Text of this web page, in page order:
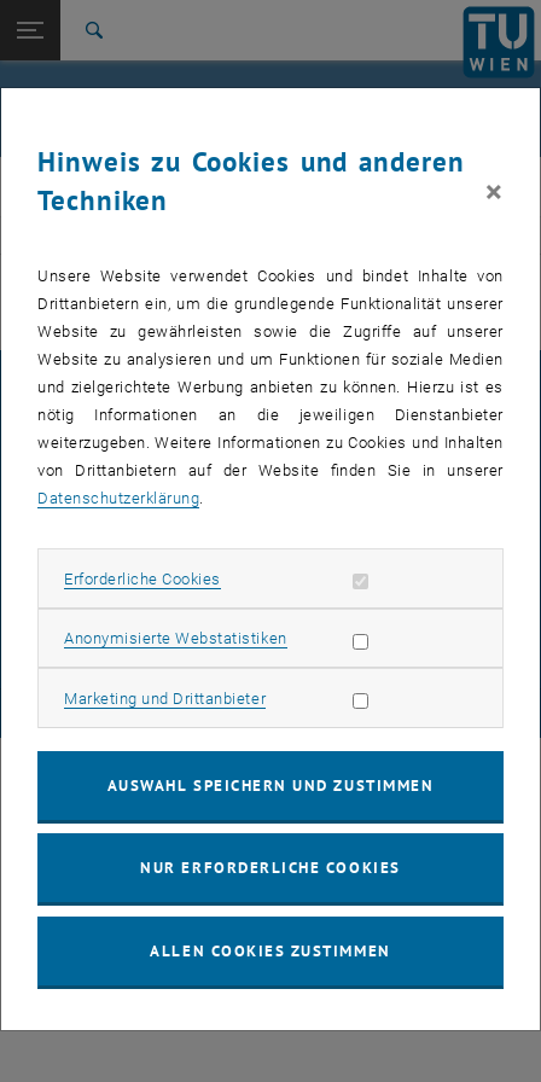
TU Login
Studium
International
Zur 1. Menü Ebene
E311-Institut für Fertigungstechnik und Photonische
Technologien
und Photonische Technologien
Veranstaltungen
IFT
Es gibt keine Veranstaltungen in der aktuellen Ansicht.
© TU Wien
IMPRESSUM
BARRIEREFREIHEITSERKLÄRUNG
COOKIEEINSTELLUNGEN
Hinweis zu Cookies und anderen
Techniken
×
Unsere Website verwendet Cookies und bindet Inhalte von
Drittanbietern ein, um die grundlegende Funktionalität unserer
Website zu gewährleisten sowie die Zugriffe auf unserer
Website zu analysieren und um Funktionen für soziale Medien
und zielgerichtete Werbung anbieten zu können. Hierzu ist es
nötig Informationen an die jeweiligen Dienstanbieter
weiterzugeben. Weitere Informationen zu Cookies und Inhalten
von Drittanbietern auf der Website finden Sie in unserer
Datenschutzerklärung.
Erforderliche Cookies Erforderliche Cookies zulassen
Anonymisierte WebstatistikenStatistik Cookies zulassen
Marketing und DrittanbieterMarketing Cookies zulassen
AUSWAHL SPEICHERN UND ZUSTIMMEN
NUR ERFORDERLICHE COOKIES
ALLEN COOKIES ZUSTIMMEN